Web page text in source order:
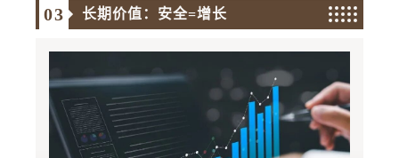
03 长期价值：安全=增长